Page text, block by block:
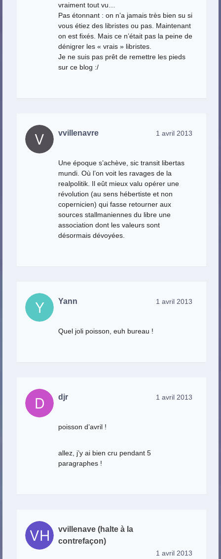
vraiment tout vu…
Pas étonnant : on n’a jamais très bien su si
vous étiez des libristes ou pas. Maintenant
on est fixés. Mais ce n’était pas la peine de
dénigrer les « vrais » libristes.
Je ne suis pas prêt de remettre les pieds
sur ce blog :/
vvillenavre 1 avril 2013
Une époque s’achève, sic transit libertas
mundi. Où l’on voit les ravages de la
realpolitik. Il eût mieux valu opérer une
révolution (au sens hébertiste et non
copernicien) qui fasse retourner aux
sources stallmaniennes du libre une
association dont les valeurs sont
désormais dévoyées.
Yann 1 avril 2013
Quel joli poisson, euh bureau !
djr 1 avril 2013
poisson d’avril !
allez, j’y ai bien cru pendant 5
paragraphes !
vvillenave (halte à la
contrefaçon)
1 avril 2013